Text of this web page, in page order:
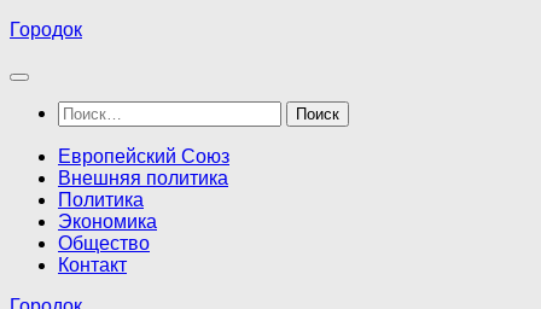
Перейти
содержимому
Городок
Найти:
Европейский Союз
Внешняя политика
Политика
Экономика
Общество
Контакт